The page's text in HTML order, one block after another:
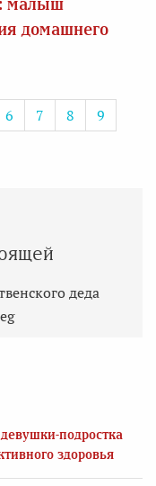
малыш
домашнего
6 7 8
9
деда
подростка
здоровья